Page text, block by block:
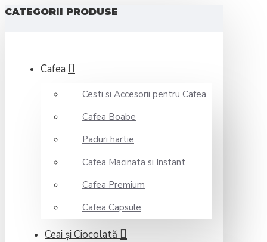
CATEGORII PRODUSE
Cafea
Cesti si Accesorii pentru Cafea
Cafea Boabe
Paduri hartie
Cafea Macinata si Instant
Cafea Premium
Cafea Capsule
Ceai şi Ciocolată